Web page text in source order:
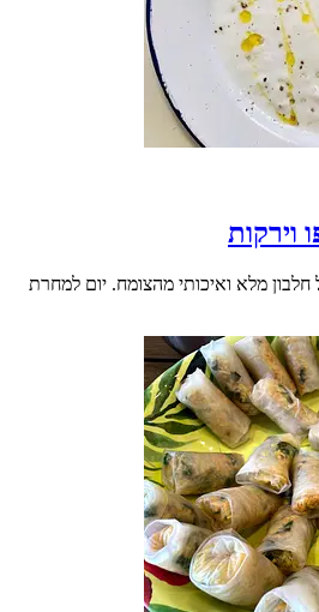
וירקות
חלבון מלא ואיכותי מהצומח. יום למחרת